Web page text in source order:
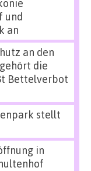
und
an
an den
die
Bettelverbot
stellt
in